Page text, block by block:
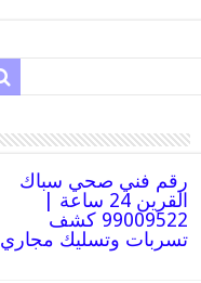
رقم فني صحي سباك
القرين 24 ساعة |
99009522 كشف
تسربات وتسليك مجاري